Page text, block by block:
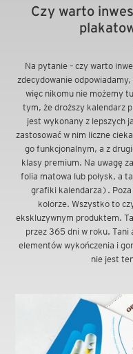
Czy warto
Na pytanie – czy warto
zdecydowanie
więc nikomu nie możemy
tym, że droższy kalendarz
jest wykonany z lepszych
zastosować w nim liczne
go funkcjonalnym, a z
klasy premium. Na uwagę
folia matowa lub połysk, a
grafiki kalendarza).
kolorze. Wszystko to
ekskluzywnym produktem.
przez 365 dni w roku. Tani
elementów wykończenia i
nie jest